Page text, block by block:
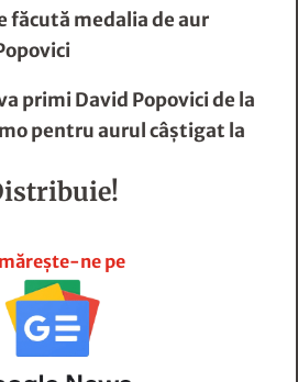
făcută medalia de aur
primi David Popovici de la
pentru aurul câștigat la
ne pe